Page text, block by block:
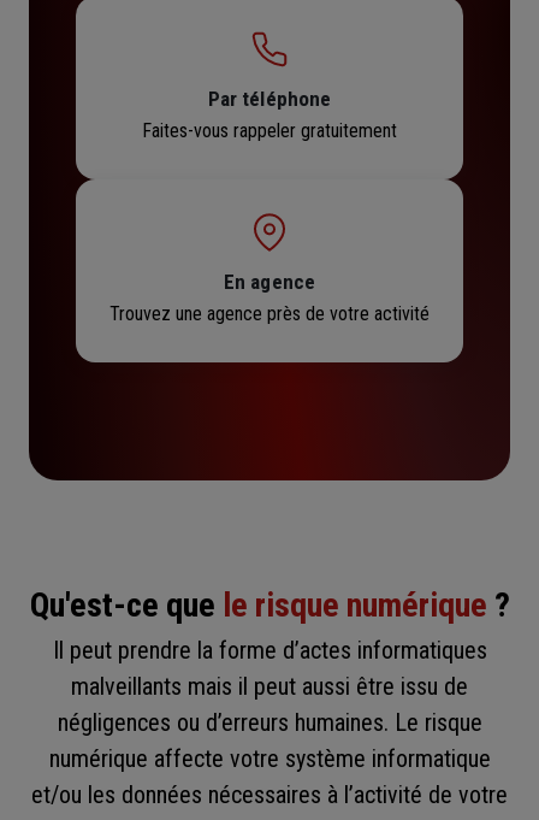
Par téléphone
Faites-vous rappeler gratuitement
En agence
Trouvez une agence près de votre activité
Qu'est-ce que le risque numérique ?
Il peut prendre la forme d’actes informatiques
malveillants mais il peut aussi être issu de
négligences ou d’erreurs humaines. Le risque
numérique affecte votre système informatique
et/ou les données nécessaires à l’activité de votre